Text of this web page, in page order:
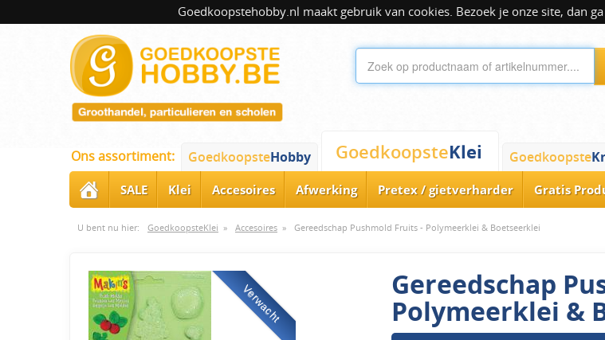
Goedkoopstehobby.nl maakt gebruik van cookies. Bezoek je onze site, dan
Ons assortiment: GoedkoopsteHobby GoedkoopsteKlei Goedkoopste
SALE Klei Accesoires Afwerking Pretex / gietverharder Gratis
U bent nu hier: GoedkoopsteKlei » Accesoires » Gereedschap Pushmold Fruits - Polymeerklei & Boetseerklei
Verwacht Gereedschap
Polymeerklei &